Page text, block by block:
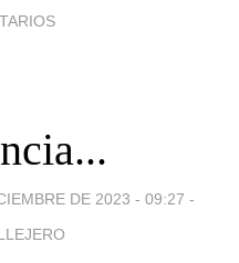
DE 2023 - 09:27 -